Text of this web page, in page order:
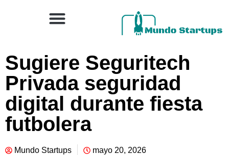
Sugiere Seguritech
Privada seguridad
digital durante fiesta
futbolera
Mundo Startups mayo 20, 2026